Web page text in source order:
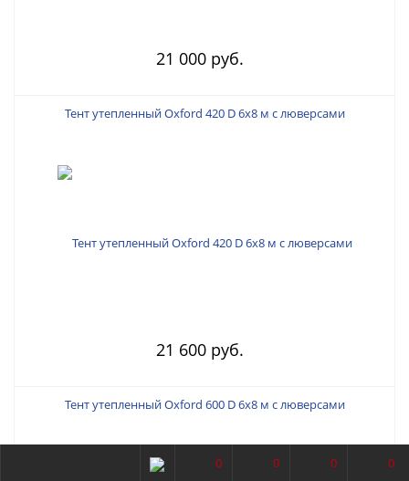
21 000 руб.
Тент утепленный Oxford 420 D 6х8 м с люверсами
21 600 руб.
Тент утепленный Oxford 600 D 6х8 м с люверсами
0 0 0 0